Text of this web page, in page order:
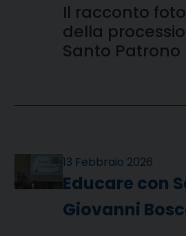
Il racconto
della
Santo Patrono
13 Febbraio 2026
Educare con
Giovanni